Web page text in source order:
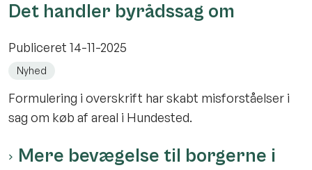
Det handler byrådssag om
Publiceret 14-11-2025
Nyhed
Formulering i overskrift har skabt misforståelser i
sag om køb af areal i Hundested.
Mere bevægelse til borgerne i